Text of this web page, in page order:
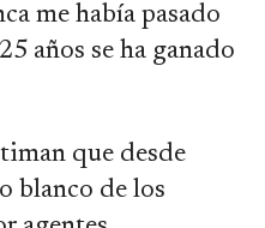
me había pasado
años se ha ganado
que desde
blanco de los